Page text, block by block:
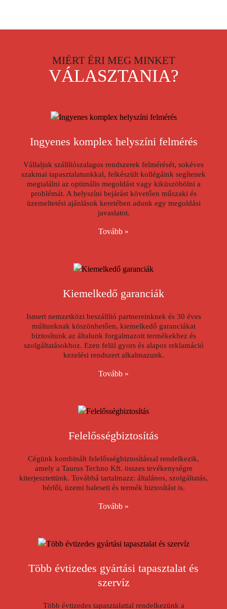
MIÉRT ÉRI MEG MINKET
VÁLASZTANIA?
Ingyenes komplex helyszíni felmérés
Vállaljuk szállítószalagos rendszerek felmérését, sokéves
szakmai tapasztalatunkkal, felkészült kollégáink segítenek
megtalálni az optimális megoldást vagy kiküszöbölni a
problémát. A helyszíni bejárást követően műszaki és
üzemeltetési ajánlások keretében adunk egy megoldási
javaslatot.
Tovább »
Kiemelkedő garanciák
Ismert nemzetközi beszállító partnereinknek és 30 éves
múltunknak köszönhetően, kiemelkedő garanciákat
biztosítunk az általunk forgalmazott termékekhez és
szolgáltatásokhoz. Ezen felül gyors és alapos reklamáció
kezelési rendszert alkalmazunk.
Tovább »
Felelősségbiztosítás
Cégünk kombinált felelősségbiztosítással rendelkezik,
amely a Taurus Techno Kft. összes tevékenységre
kiterjesztettünk. Továbbá tartalmazz: általános, szolgáltatás,
bérlői, üzemi baleseti és termék biztosítást is.
Tovább »
Több évtizedes gyártási tapasztalat és
szervíz
Több évtizedes tapasztalattal rendelkezünk a